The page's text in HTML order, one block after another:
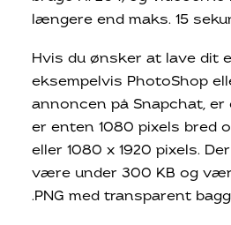
længere end maks. 15
Hvis du ønsker at lave dit
eksempelvis PhotoShop
annoncen på Snapchat, er
er enten 1080 pixels bred
eller 1080 x 1920 pixels.
være under 300 KB og
.PNG med transparent